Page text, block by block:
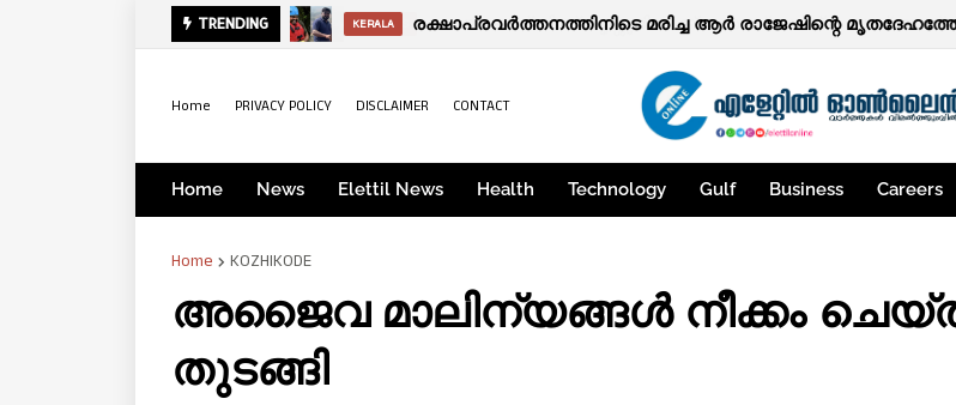
TRENDING KERALA
Home PRIVACY POLICY DISCLAIMER CONTACT
Home News Elettil News Health Technology Gulf Business Careers
Home KOZHIKODE
അജൈവ മാലിന്യങ്ങള്‍ നീക്കം
തുടങ്ങി